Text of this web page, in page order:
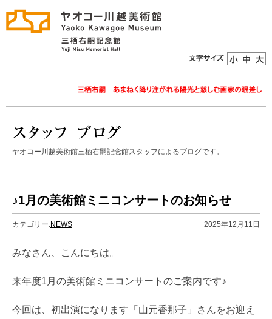
ヤオコー川越美術館三栖右嗣記念館スタッフによるブログです。
♪1月の美術館ミニコンサートのお知らせ
カテゴリー:NEWS 2025年12月11日
みなさん、こんにちは。
来年度1月の美術館ミニコンサートのご案内です♪
今回は、初出演になります「山元香那子」さんをお迎え